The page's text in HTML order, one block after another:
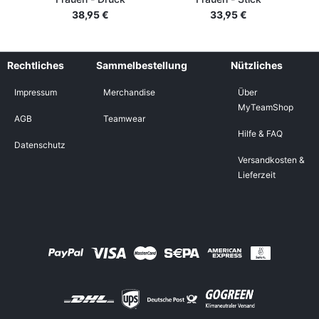
38,95 €
33,95 €
Rechtliches
Impressum
AGB
Datenschutz
Sammelbestellung
Merchandise
Teamwear
Nützliches
Über
MyTeamShop
Hilfe & FAQ
Versandkosten &
Lieferzeit